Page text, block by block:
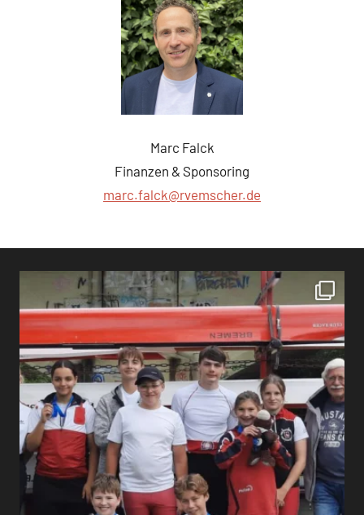
Marc Falck
Finanzen & Sponsoring
marc.falck@rvemscher.de